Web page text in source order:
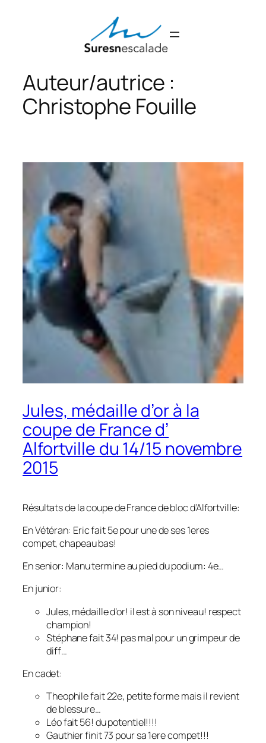
Auteur/autrice :
Christophe Fouille
Jules, médaille d’or à la
coupe de France d’
Alfortville du 14/15 novembre
2015
Résultats de la coupe de France de bloc d’Alfortville:
En Vétéran: Eric fait 5e pour une de ses 1eres
compet, chapeau bas!
En senior: Manu termine au pied du podium: 4e…
En junior:
Jules, médaille d’or! il est à son niveau! respect
champion!
Stéphane fait 34! pas mal pour un grimpeur de
diff…
En cadet:
Theophile fait 22e, petite forme mais il revient
de blessure…
Léo fait 56! du potentiel!!!!
Gauthier finit 73 pour sa 1ere compet!!!